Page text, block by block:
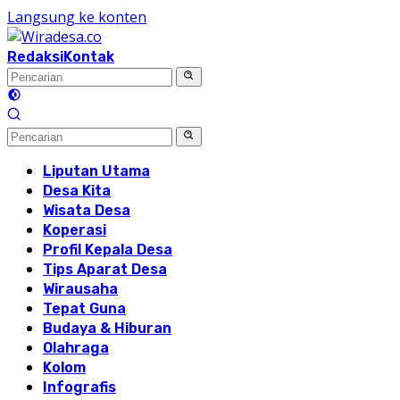
Langsung ke konten
RedaksiKontak
Liputan Utama
Desa Kita
Wisata Desa
Koperasi
Profil Kepala Desa
Tips Aparat Desa
Wirausaha
Tepat Guna
Budaya & Hiburan
Olahraga
Kolom
Infografis